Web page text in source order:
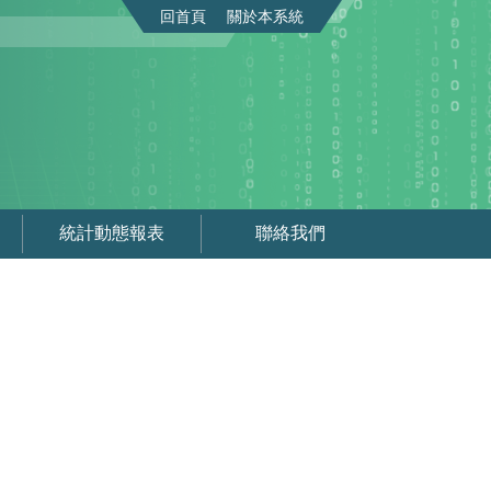
回首頁 關於本系統
統計動態報表 聯絡我們